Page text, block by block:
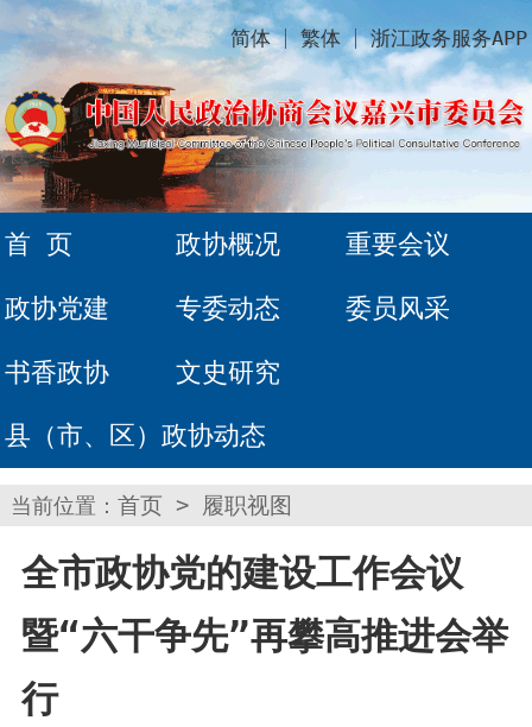
简体 繁体 浙江政务服务APP
首 页 政协概况 重要会议
政协党建 专委动态 委员风采
书香政协 文史研究
县（市、区）政协动态
当前位置： 首页 > 履职视图
全市政协党的建设工作会议
暨“六干争先”再攀高推进会举
行